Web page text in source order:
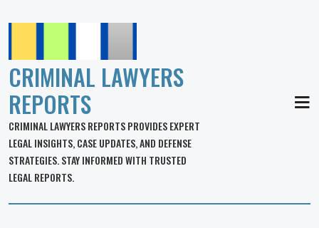
CRIMINAL LAWYERS
REPORTS
CRIMINAL LAWYERS REPORTS PROVIDES EXPERT
LEGAL INSIGHTS, CASE UPDATES, AND DEFENSE
STRATEGIES. STAY INFORMED WITH TRUSTED
LEGAL REPORTS.